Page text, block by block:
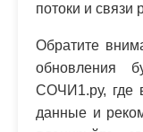
потоки и связи
Обратите
обновления
СОЧИ1.ру, где
данные и